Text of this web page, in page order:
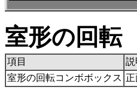
室形の回転
項目
説
室形の回転コンボボックス